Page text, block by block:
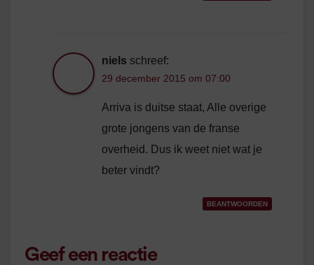
niels schreef:
29 december 2015 om 07:00
Arriva is duitse staat, Alle overige
grote jongens van de franse
overheid. Dus ik weet niet wat je
beter vindt?
BEANTWOORDEN
Geef een reactie